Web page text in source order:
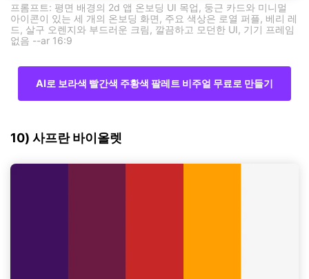
프롬프트: 평면 배경의 2d 앱 온보딩 UI 목업, 둥근 카드와 미니멀
아이콘이 있는 세 개의 온보딩 화면, 주요 색상은 로열 퍼플, 베리 레
드, 살구 오렌지와 부드러운 크림, 깔끔하고 모던한 UI, 기기 프레임
없음 --ar 16:9
AI로 보라색 빨간색 주황색 팔레트 비주얼 무료로 만들기
10) 사프란 바이올렛